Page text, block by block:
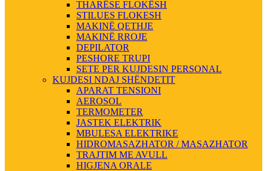
THARËSE FLOKËSH
STILUES FLOKESH
MAKINË QETHJE
MAKINË RROJE
DEPILATOR
PESHORE TRUPI
SETE PER KUJDESIN PERSONAL
KUJDESI NDAJ SHËNDETIT
APARAT TENSIONI
AEROSOL
TERMOMETER
JASTEK ELEKTRIK
MBULESA ELEKTRIKE
HIDROMASAZHATOR / MASAZHATOR
TRAJTIM ME AVULL
HIGJENA ORALE